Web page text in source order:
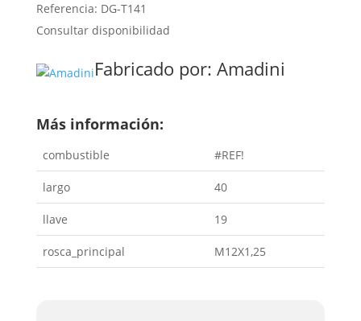
Referencia: DG-T141
Consultar disponibilidad
Fabricado por: Amadini
Más información:
combustible #REF!
largo 40
llave 19
rosca_principal M12X1,25